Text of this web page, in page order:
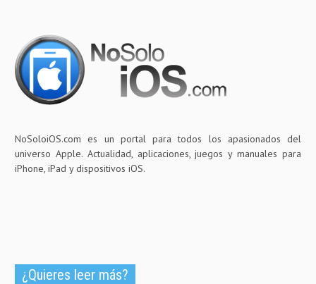
NoSoloiOS.com es un portal para todos los apasionados del
universo Apple. Actualidad, aplicaciones, juegos y manuales para
iPhone, iPad y dispositivos iOS.
¿Quieres leer más?